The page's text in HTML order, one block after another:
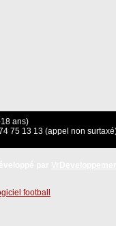
ans)
75 13 13 (appel non
football